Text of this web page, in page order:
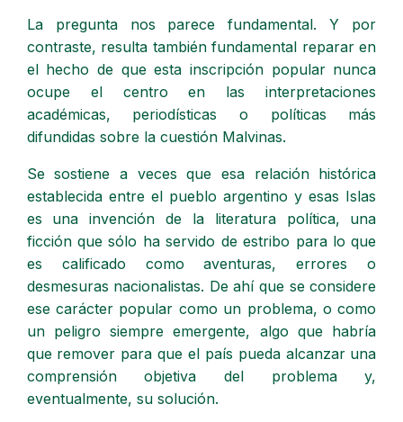
La pregunta nos parece fundamental. Y por
contraste, resulta también fundamental reparar en
el hecho de que esta inscripción popular nunca
ocupe el centro en las interpretaciones
académicas, periodísticas o políticas más
difundidas sobre la cuestión Malvinas.
Se sostiene a veces que esa relación histórica
establecida entre el pueblo argentino y esas Islas
es una invención de la literatura política, una
ficción que sólo ha servido de estribo para lo que
es calificado como aventuras, errores o
desmesuras nacionalistas. De ahí que se considere
ese carácter popular como un problema, o como
un peligro siempre emergente, algo que habría
que remover para que el país pueda alcanzar una
comprensión objetiva del problema y,
eventualmente, su solución.